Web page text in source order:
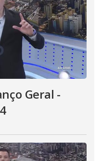
Geral -